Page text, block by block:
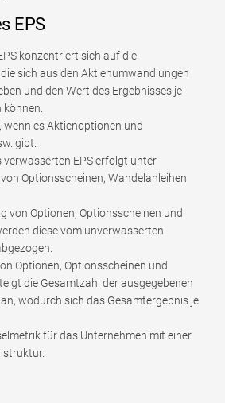
EPS
konzentriert sich auf die
sich aus den Aktienumwandlungen
und den Wert des Ergebnisses je
wenn es Aktienoptionen und
gibt.
verwässerten EPS erfolgt unter
Optionsscheinen, Wandelanleihen
von Optionen, Optionsscheinen und
diese vom unverwässerten
Optionen, Optionsscheinen und
die Gesamtzahl der ausgegebenen
wodurch sich das Gesamtergebnis je
für das Unternehmen mit einer